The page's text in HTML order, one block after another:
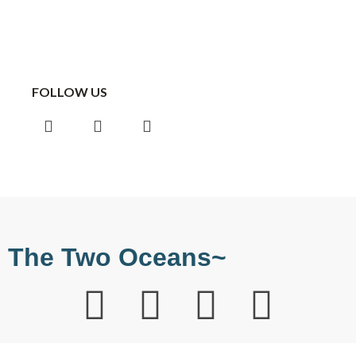
FOLLOW US
The Two Oceans~